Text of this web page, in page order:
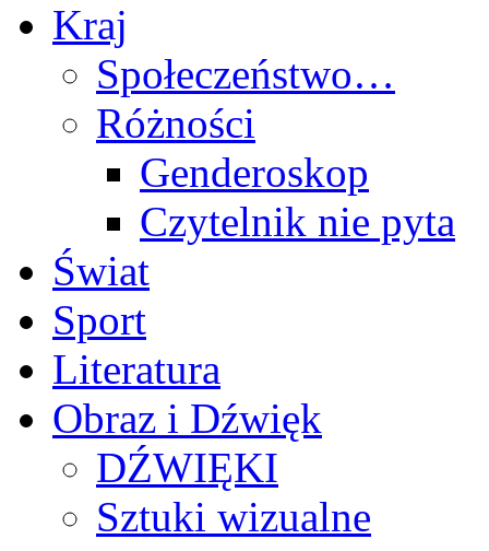
Kraj
Społeczeństwo…
Różności
Genderoskop
Czytelnik nie pyta
Świat
Sport
Literatura
Obraz i Dźwięk
DŹWIĘKI
Sztuki wizualne